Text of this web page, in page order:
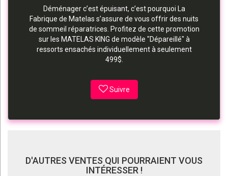
Déménager c’est épuisant, c’est pourquoi La
Fabrique de Matelas s’assure de vous offrir des nuits
de sommeil réparatrices. Profitez de cette promotion
sur les MATELAS KING de modèle "Dépareillé" à
ressorts ensachés individuellement à seulement
499$.
Suivre
D'AUTRES VENTES QUI POURRAIENT VOUS
INTÉRESSER !